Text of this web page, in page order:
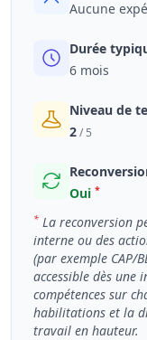
Aucune
Durée
6 mois
Niveau de
2/ 5
Oui *
* La reconversion
interne ou des
(par exemple CAP/
accessible dès une
compétences sur
habilitations et la
travail en hauteur.